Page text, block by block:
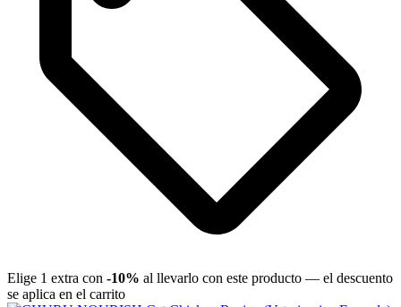
Elige 1 extra con -10% al llevarlo con este producto — el descuento
se aplica en el carrito